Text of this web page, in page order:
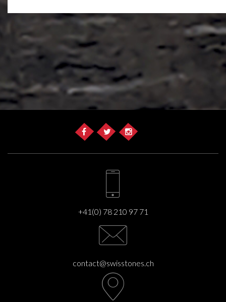
+41(0) 78 210 97 71
contact@swisstones.ch